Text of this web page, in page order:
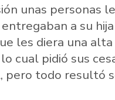
unas personas
a su
les diera una
cual pidió sus
pero todo resultó